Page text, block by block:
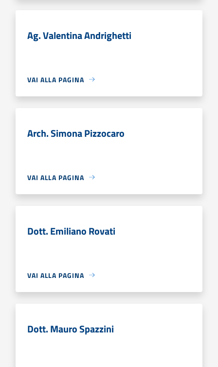
Ag. Valentina Andrighetti
VAI ALLA PAGINA
Arch. Simona Pizzocaro
VAI ALLA PAGINA
Dott. Emiliano Rovati
VAI ALLA PAGINA
Dott. Mauro Spazzini